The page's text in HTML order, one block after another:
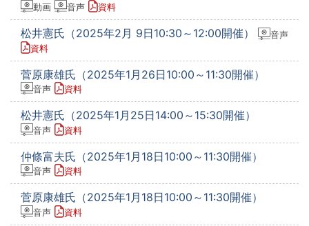
動画 音声 資料
松井憲氏（2025年2月 9日10:30～12:00開催）
音声
資料
菅原康雄氏（2025年1月26日10:00～11:30開催）
音声 資料
松井憲氏（2025年1月25日14:00～15:30開催）
音声 資料
仲條富夫氏（2025年1月18日10:00～11:30開催）
音声 資料
菅原康雄氏（2025年1月18日10:00～11:30開催）
音声 資料